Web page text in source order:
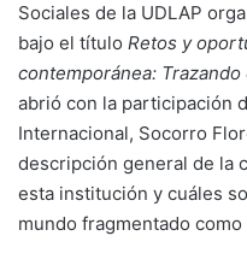
Sociales de la UDLAP
bajo el título Retos y
contemporánea:
abrió con la participación
Internacional, Socorro
descripción general de la
esta institución y cuáles
mundo fragmentado como